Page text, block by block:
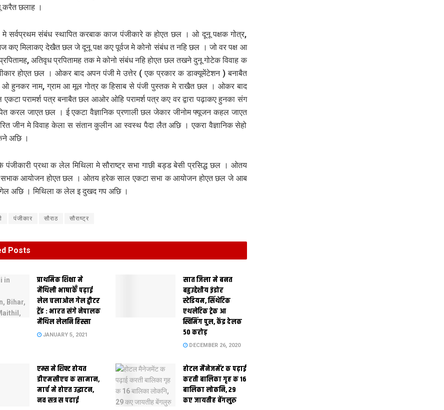
छलाह ।
मे सर्वप्रथम संबंध स्थापित करबाक काज पंजीकारे क होएत छल । ओ दूनू पक्षक गोत्र,
कए मिलाकए देखैत छल जे दूनू पक्ष कए पूर्वज मे कोनो संबंध त नहि छल । जो वर पक्ष आ
अतिवृध प्रपितामह तक मे कोनो संबंध नहि होएत छल तखने दुनू गोटेक विवाह क
होएत छल । ओकर बाद अपन पंजी मे उत्तेर ( एक प्रकार क डाक्यूमेंटेशन ) बनाबैत
हुनकर नाम, ग्राम आ मूल गोत्र क हिसाब से पंजी पुस्तक मे राखैत छल । ओकर बाद
एकटा परामर्श पत्र बनाबैत छल आओर ओहि परामर्श पत्र कए वर द्वारा पढ़ाकए हुनका संग
करल जाएत छल । ई एकटा वैज्ञानिक प्रणाली छल जेकार जीनोम फ्यूजन कहल जाएत
जीन मे विवाह केला स संतान कुलीन आ स्वस्थ पैदा लैत अछि । एकरा वैज्ञानिक सेहो
अछि ।
पंजीकारी प्रथा क लेल मिथि‍ला मे सौराष्ट्र सभा गाछी बड्ड बेसी प्रसिद्ध छल । ओतय
आयोजन होएत छल । ओतय हरेक साल एकटा सभा क आयोजन होएत छल जे आब
गेल अछि । मिथि‍ला क लेल इ दुखद गप अछि ।
पंजीकार सौराठ सौराष्ट्र
Posts
प्राथमिक शि‍क्षा मे
मैथि‍ली भाषाकेँ पढ़ाई
लेल चलाओल गेल ट्वीटर
ट्रेंड : भारत संगे नेपालक
मैथिल लेलनि हिस्सा
JANUARY 5, 2021
सात जिला मे बनत
बहुउद्देशीय इंडोर
स्‍टेडि‍यम, सिंथेटिक
एथलेटिक ट्रेक आ
स्विमिंग पुल, केंद्र देलक
50 करोड़
DECEMBER 26, 2020
एम्स मे शिफ्ट होयत
डीएमसीएच क सामान,
मार्च मे होएत उद्घाटन,
नव सत्र स पढाई
होटल मैनेजमेंट क पढ़ाई
करती बालिका गृह क 16
बालिका लोकनि, 29
कए जायतीह बेंगलुरु